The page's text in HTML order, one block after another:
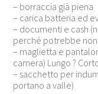
– borraccia già piena
– carica batteria ed
– documenti e cash
perché potrebbe
– maglietta e
camera) Lungo ?
– sacchetto per
portano a valle)